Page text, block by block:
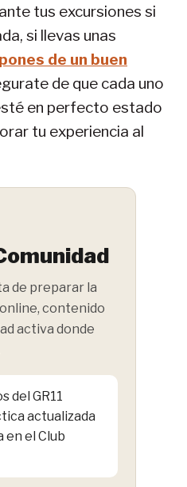
tus excursiones si
si llevas unas
de un buen
de que cada uno
en perfecto estado
tu experiencia al
de preparar la
contenido
activa donde
del GR11
actualizada
en el Club